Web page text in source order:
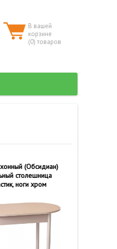
В вашей
корзине
(0) товаров
(Обсидиан)
столешница
ноги хром